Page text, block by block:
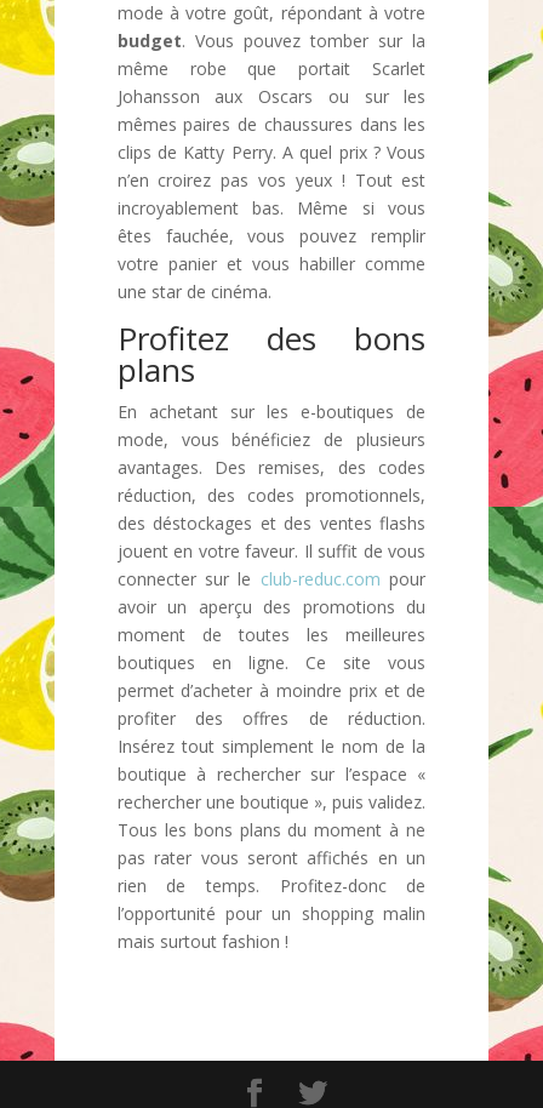
mode à votre goût, répondant à votre
budget. Vous pouvez tomber sur la
même robe que portait Scarlet
Johansson aux Oscars ou sur les
mêmes paires de chaussures dans les
clips de Katty Perry. A quel prix ? Vous
n’en croirez pas vos yeux ! Tout est
incroyablement bas. Même si vous
êtes fauchée, vous pouvez remplir
votre panier et vous habiller comme
une star de cinéma.
Profitez des bons
plans
En achetant sur les e-boutiques de
mode, vous bénéficiez de plusieurs
avantages. Des remises, des codes
réduction, des codes promotionnels,
des déstockages et des ventes flashs
jouent en votre faveur. Il suffit de vous
connecter sur le club-reduc.com pour
avoir un aperçu des promotions du
moment de toutes les meilleures
boutiques en ligne. Ce site vous
permet d’acheter à moindre prix et de
profiter des offres de réduction.
Insérez tout simplement le nom de la
boutique à rechercher sur l’espace «
rechercher une boutique », puis validez.
Tous les bons plans du moment à ne
pas rater vous seront affichés en un
rien de temps. Profitez-donc de
l’opportunité pour un shopping malin
mais surtout fashion !